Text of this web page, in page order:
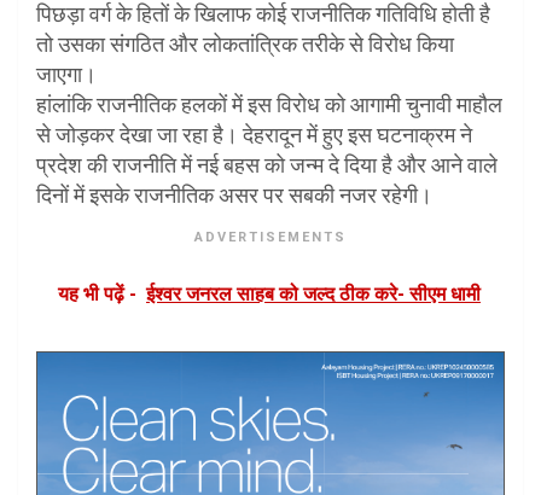
पिछड़ा वर्ग के हितों के खिलाफ कोई राजनीतिक गतिविधि होती है
तो उसका संगठित और लोकतांत्रिक तरीके से विरोध किया
जाएगा।
हांलांकि राजनीतिक हलकों में इस विरोध को आगामी चुनावी माहौल
से जोड़कर देखा जा रहा है। देहरादून में हुए इस घटनाक्रम ने
प्रदेश की राजनीति में नई बहस को जन्म दे दिया है और आने वाले
दिनों में इसके राजनीतिक असर पर सबकी नजर रहेगी।
ADVERTISEMENTS
यह भी पढ़ें - ईश्वर जनरल साहब को जल्द ठीक करे- सीएम धामी